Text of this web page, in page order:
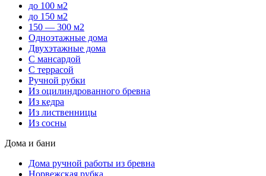
до 100 м2
до 150 м2
150 — 300 м2
Одноэтажные дома
Двухэтажные дома
С мансардой
С террасой
Ручной рубки
Из оцилиндрованного бревна
Из кедра
Из лиственницы
Из сосны
Дома и бани
Дома ручной работы из бревна